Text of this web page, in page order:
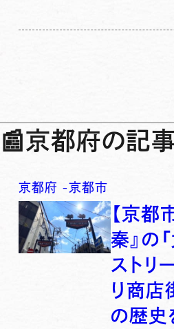
📰京都府の記
京都府 -京都市
【京都
秦』の
ストリ
り商店
の歴史